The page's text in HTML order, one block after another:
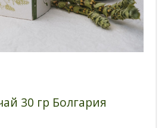
30 гр Болгария